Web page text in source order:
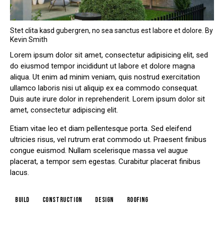
Stet clita kasd gubergren, no sea sanctus est labore et dolore. By
Kevin Smith
Lorem ipsum dolor sit amet, consectetur adipisicing elit, sed
do eiusmod tempor incididunt ut labore et dolore magna
aliqua. Ut enim ad minim veniam, quis nostrud exercitation
ullamco laboris nisi ut aliquip ex ea commodo consequat.
Duis aute irure dolor in reprehenderit. Lorem ipsum dolor sit
amet, consectetur adipiscing elit.
Etiam vitae leo et diam pellentesque porta. Sed eleifend
ultricies risus, vel rutrum erat commodo ut. Praesent finibus
congue euismod. Nullam scelerisque massa vel augue
placerat, a tempor sem egestas. Curabitur placerat finibus
lacus.
build construction design roofing